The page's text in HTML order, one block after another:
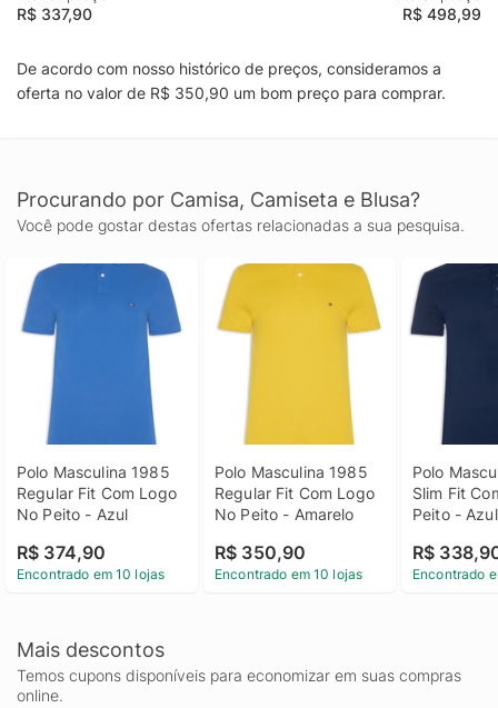
R$ 337,90
R$ 498,99
De acordo com nosso histórico de preços, consideramos a
oferta no valor de R$ 350,90 um bom preço para comprar.
Procurando por Camisa, Camiseta e Blusa?
Você pode gostar destas ofertas relacionadas a sua pesquisa.
Polo Masculina 1985
Regular Fit Com Logo
No Peito - Azul
R$ 374,90
Encontrado em 10 lojas
Polo Masculina 1985
Regular Fit Com Logo
No Peito - Amarelo
R$ 350,90
Encontrado em 10 lojas
Polo
Slim Fit
Peito - Azul
R$
Encontrado
Mais descontos
Temos cupons disponíveis para economizar em suas compras
online.